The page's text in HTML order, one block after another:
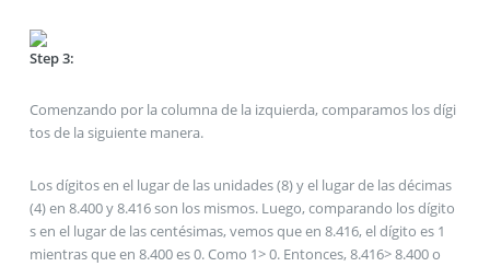
Step 3:
Comenzando por la columna de la izquierda, comparamos los dígi
tos de la siguiente manera.
Los dígitos en el lugar de las unidades (8) y el lugar de las décimas
(4) en 8.400 y 8.416 son los mismos. Luego, comparando los dígito
s en el lugar de las centésimas, vemos que en 8.416, el dígito es 1
mientras que en 8.400 es 0. Como 1> 0. Entonces, 8.416> 8.400 o